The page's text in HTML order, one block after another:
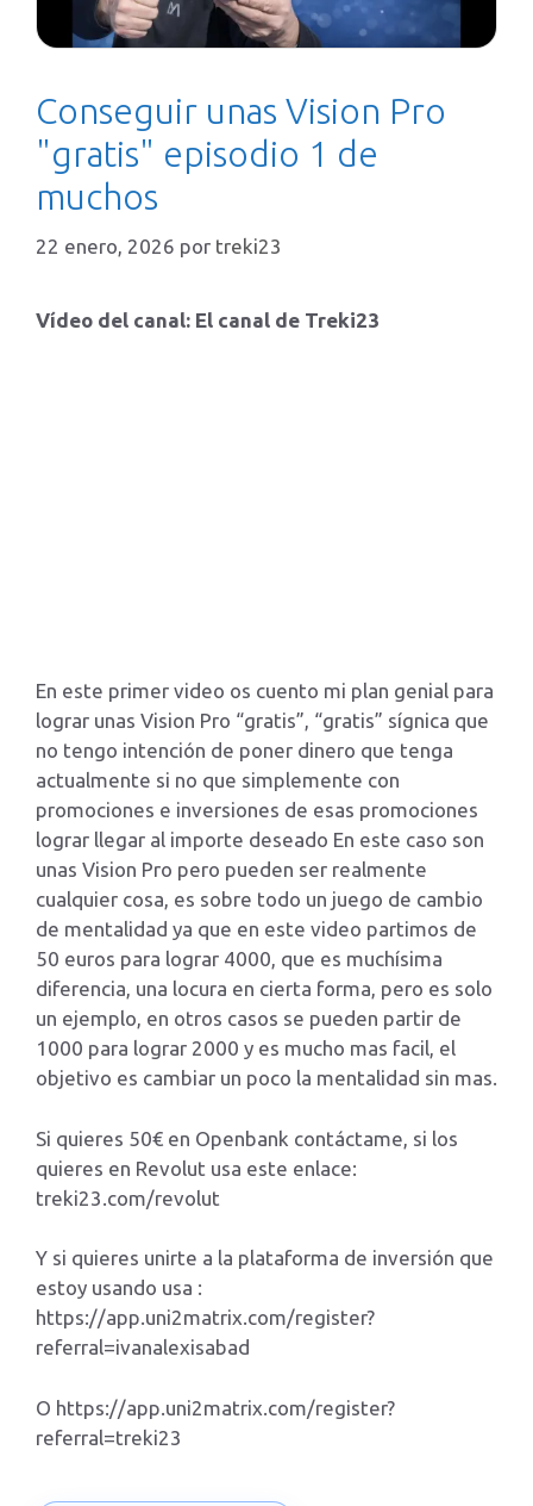
Conseguir unas Vision Pro
"gratis" episodio 1 de
muchos
22 enero, 2026 por treki23
Vídeo del canal: El canal de Treki23
En este primer video os cuento mi plan genial para
lograr unas Vision Pro “gratis”, “gratis” sígnica que
no tengo intención de poner dinero que tenga
actualmente si no que simplemente con
promociones e inversiones de esas promociones
lograr llegar al importe deseado En este caso son
unas Vision Pro pero pueden ser realmente
cualquier cosa, es sobre todo un juego de cambio
de mentalidad ya que en este video partimos de
50 euros para lograr 4000, que es muchísima
diferencia, una locura en cierta forma, pero es solo
un ejemplo, en otros casos se pueden partir de
1000 para lograr 2000 y es mucho mas facil, el
objetivo es cambiar un poco la mentalidad sin mas.
Si quieres 50€ en Openbank contáctame, si los
quieres en Revolut usa este enlace:
treki23.com/revolut
Y si quieres unirte a la plataforma de inversión que
estoy usando usa :
https://app.uni2matrix.com/register?
referral=ivanalexisabad
O https://app.uni2matrix.com/register?
referral=treki23